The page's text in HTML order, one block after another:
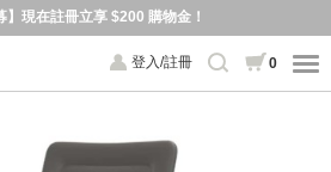
】現在註冊立享 $200 購物金！
登入/註冊 0